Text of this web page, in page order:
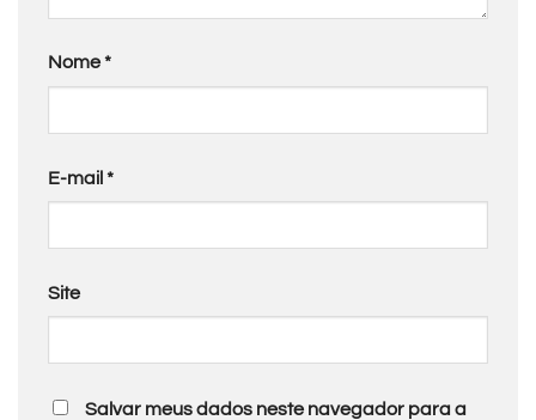
Nome*
E-mail*
Site
Salvar meus dados neste navegador para a